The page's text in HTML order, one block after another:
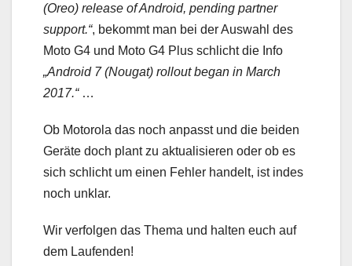
(Oreo) release of Android, pending partner
support.“, bekommt man bei der Auswahl des
Moto G4 und Moto G4 Plus schlicht die Info
„Android 7 (Nougat) rollout began in March
2017.“…
Ob Motorola das noch anpasst und die beiden
Geräte doch plant zu aktualisieren oder ob es
sich schlicht um einen Fehler handelt, ist indes
noch unklar.
Wir verfolgen das Thema und halten euch auf
dem Laufenden!